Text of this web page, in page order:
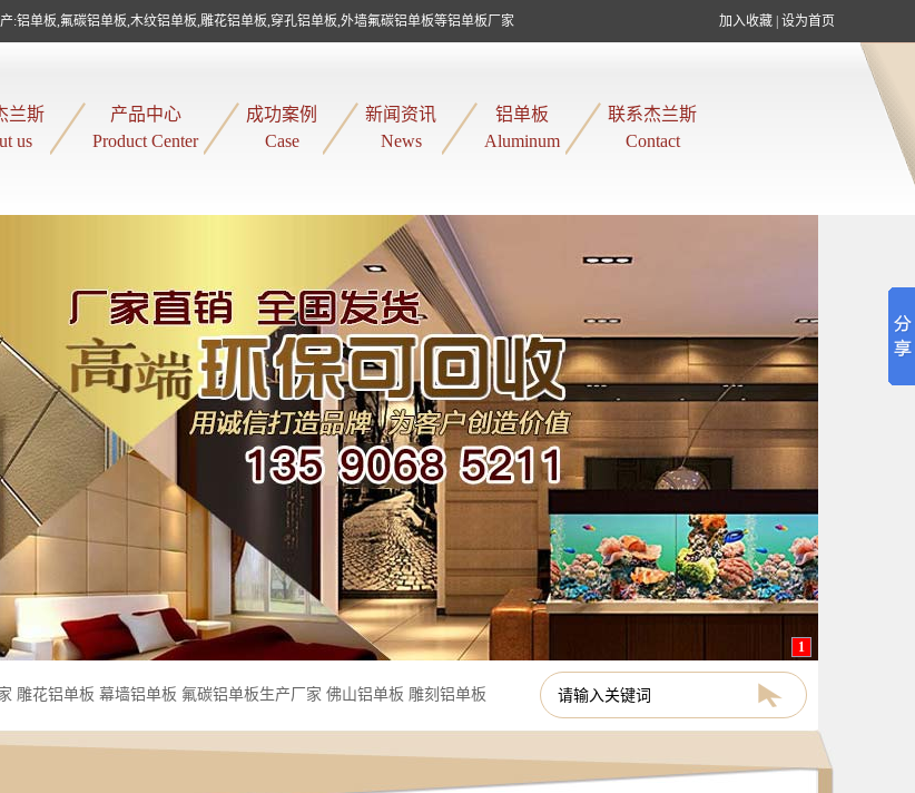
铝单板,氟碳铝单板,木纹铝单板,雕花铝单板,穿孔铝单板,外墙氟碳铝单板等铝单板厂家 加入收藏 设为首页
兰斯
us
产品中心
Product Center
成功案例
Case
新闻资讯
News
铝单板
Aluminum
联系杰兰斯
Contact
1
雕花铝单板 幕墙铝单板 氟碳铝单板生产厂家 佛山铝单板 雕刻铝单板